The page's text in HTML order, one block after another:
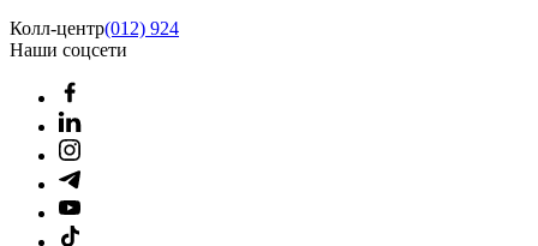
Колл-центр(012) 924
Наши соцсети